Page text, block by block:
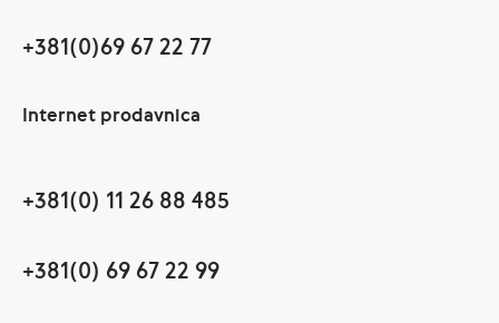
+381(0)69 67 22 77
Internet prodavnica
+381(0) 11 26 88 485
+381(0) 69 67 22 99